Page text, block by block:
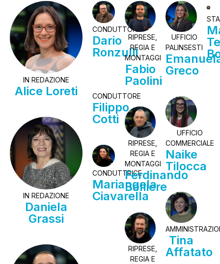
IN REDAZIONE
Alice Loreti
IN REDAZIONE
Daniela
Grassi
CONDUTTORE
Dario
Ronzulli
CONDUTTORE
Filippo
Cotti
CONDUTTRICE
Mariangela
Ciavarella
RIPRESE,
REGIA E
MONTAGGI
Fabio
Paolini
RIPRESE,
REGIA E
MONTAGGI
Ferdinando
Belliere
RIPRESE,
REGIA E
UFFICIO
PALINSESTI
Greco
UFFICIO
COMMERCIALE
Naike
Tilocca
Tina
Affatato